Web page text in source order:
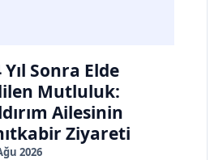
Yıl Sonra Elde
Mutluluk:
Ailesinin
Ziyareti
2026